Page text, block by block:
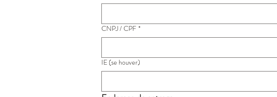
CNPJ / CPF *
IE (se houver)